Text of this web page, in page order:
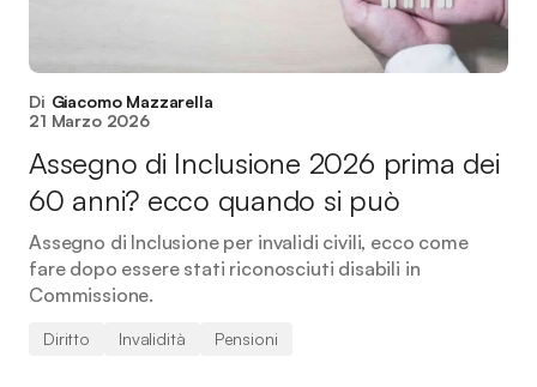
Di Giacomo Mazzarella
21 Marzo 2026
Assegno di Inclusione 2026 prima dei
60 anni? ecco quando si può
Assegno di Inclusione per invalidi civili, ecco come
fare dopo essere stati riconosciuti disabili in
Commissione.
Diritto Invalidità Pensioni